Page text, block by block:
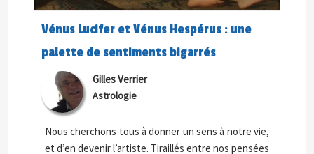
Vénus Lucifer et Vénus Hespérus : une
palette de sentiments bigarrés
Gilles Verrier
Astrologie
Nous cherchons tous à donner un sens à notre vie,
et d’en devenir l’artiste. Tiraillés entre nos pensées